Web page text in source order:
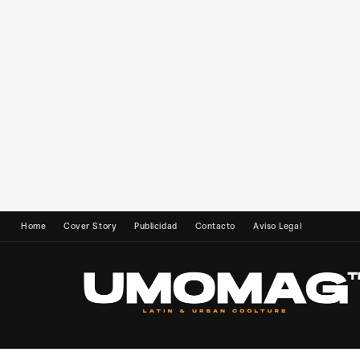
Home Cover Story Publicidad Contacto Aviso Legal